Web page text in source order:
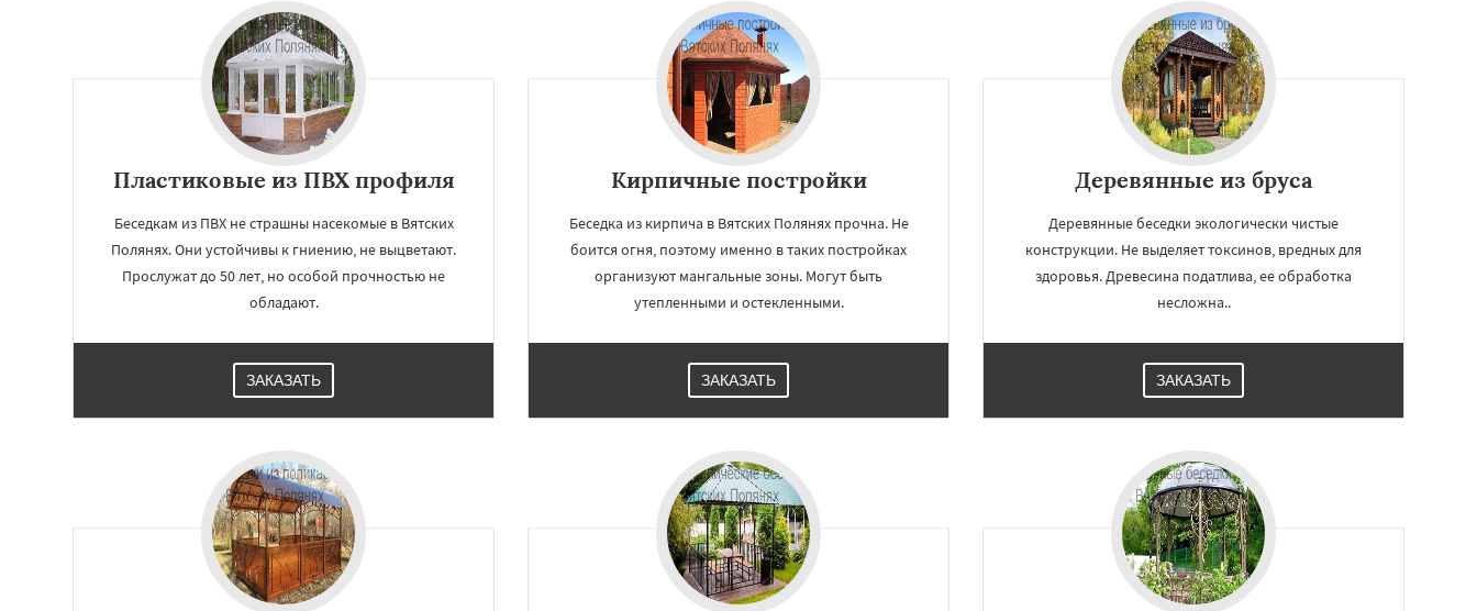
регионам
×
Котельнич Луза Малмыж Мураши
Пластиковые из ПВХ профиля
Беседкам из ПВХ не страшны насекомые в Вятских
Полянях. Они устойчивы к гниению, не выцветают.
Прослужат до 50 лет, но особой прочностью не
обладают.
ЗАКАЗАТЬ
Кирпичные постройки
Беседка из кирпича в Вятских Полянях прочна. Не
боится огня, поэтому именно в таких постройках
организуют мангальные зоны. Могут быть
утепленными и остекленными.
ЗАКАЗАТЬ
Деревянные из бруса
Деревянные беседки экологически чистые
конструкции. Не выделяет токсинов, вредных для
здоровья. Древесина податлива, ее обработка
несложна..
ЗАКАЗАТЬ
УЗНАТЬ ПОДРОБНЕЕ
Даю согласие на обработку персональных данных